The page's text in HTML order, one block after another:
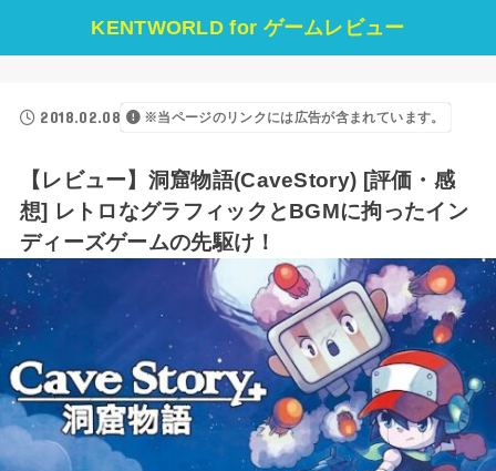
KENTWORLD for ゲームレビュー
2018.02.08 ※当ページのリンクには広告が含まれています。
【レビュー】洞窟物語(CaveStory) [評価・感
想] レトロなグラフィックとBGMに拘ったイン
ディーズゲームの先駆け！